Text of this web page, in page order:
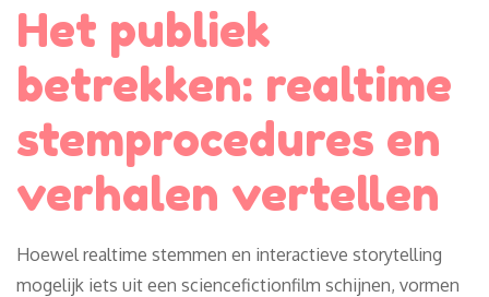
Het publiek
betrekken: realtime
stemprocedures en
verhalen vertellen
Hoewel realtime stemmen en interactieve storytelling
mogelijk iets uit een sciencefictionfilm schijnen, vormen